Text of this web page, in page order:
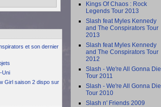
et son dernier
Uni
Girl saison 2 dispo sur
Kings Of Chaos : Rock
Legends Tour 2013
Slash feat Myles Kennedy
and The Conspirators Tour
2013
Slash feat Myles Kennedy
and The Conspirators Tour
2012
Slash - We're All Gonna Die
Tour 2011
Slash - We're All Gonna Die
Tour 2010
Slash n' Friends 2009